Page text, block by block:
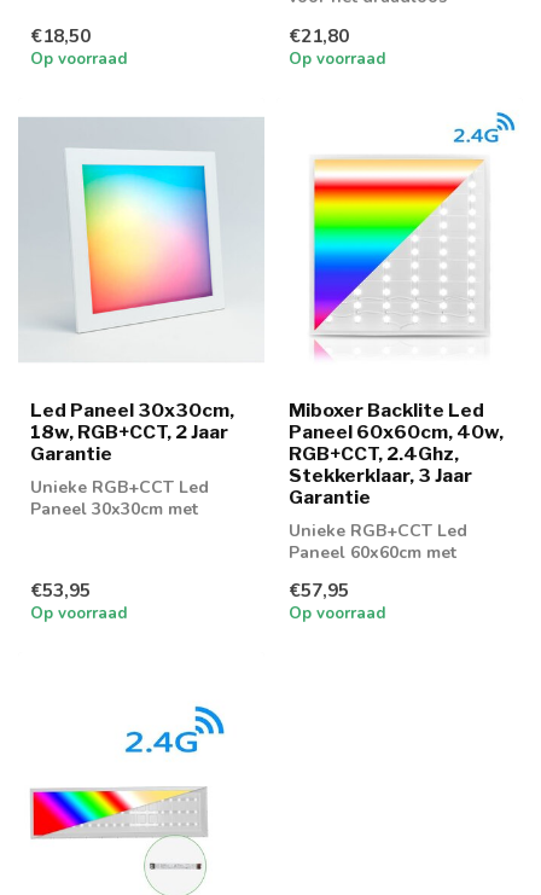
€18,50
Op voorraad
smartphone o...
€21,80
Op voorraad
Led Paneel 30x30cm,
18w, RGB+CCT, 2 Jaar
Garantie
Unieke RGB+CCT Led
Paneel 30x30cm met
€53,95
Op voorraad
Miboxer Backlite Led
Paneel 60x60cm, 40w,
RGB+CCT, 2.4Ghz,
Stekkerklaar, 3 Jaar
Garantie
Unieke RGB+CCT Led
Paneel 60x60cm met
Wordt geleverd me...
€57,95
Op voorraad